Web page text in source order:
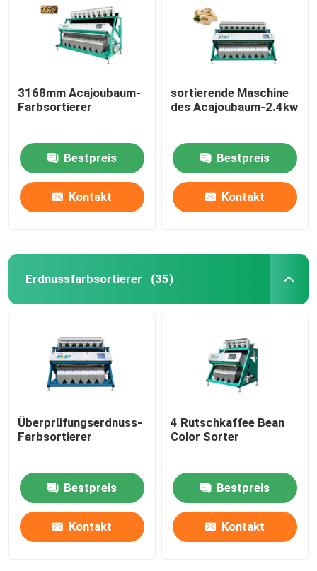
3168mm Acajoubaum-
Farbsortierer
Bestpreis
Kontakt
sortierende Maschine
des Acajoubaum-2.4kw
Bestpreis
Kontakt
Erdnussfarbsortierer (35)
Überprüfungserdnuss-
Farbsortierer
Bestpreis
Kontakt
4 Rutschkaffee Bean
Color Sorter
Bestpreis
Kontakt